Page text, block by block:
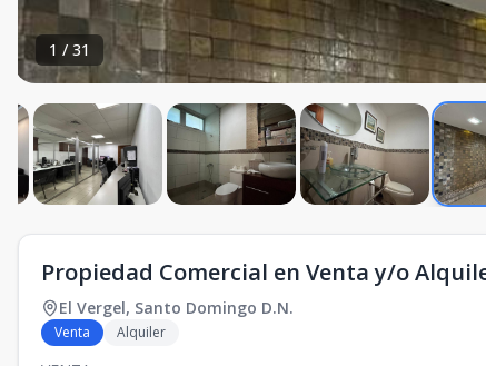
1 / 31
Propiedad Comercial en Venta y/o
El Vergel, Santo Domingo D.N.
Venta Alquiler